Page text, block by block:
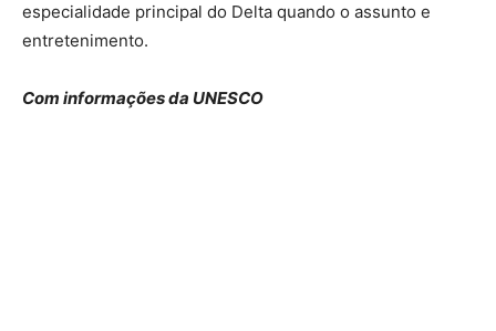
especialidade principal do Delta quando o assunto e
entretenimento.
Com informações da UNESCO